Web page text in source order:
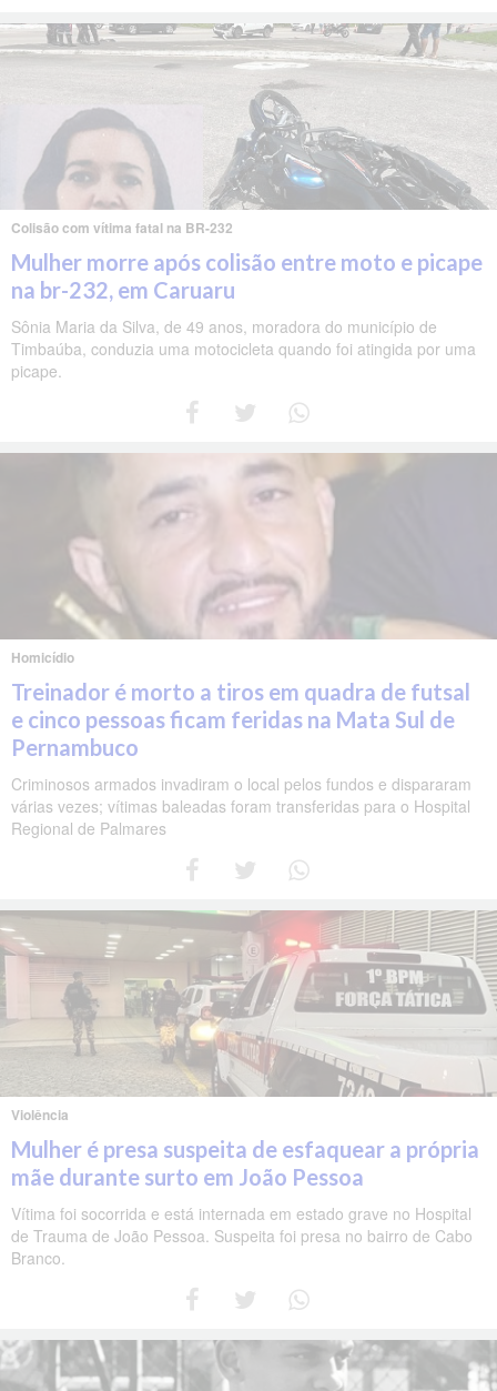
Colisão com vítima fatal na BR-232
Mulher morre após colisão entre moto e picape
na br-232, em Caruaru
Sônia Maria da Silva, de 49 anos, moradora do município de
Timbaúba, conduzia uma motocicleta quando foi atingida por uma
picape.
Homicídio
Treinador é morto a tiros em quadra de futsal
e cinco pessoas ficam feridas na Mata Sul de
Pernambuco
Criminosos armados invadiram o local pelos fundos e dispararam
várias vezes; vítimas baleadas foram transferidas para o Hospital
Regional de Palmares
Violência
Mulher é presa suspeita de esfaquear a própria
mãe durante surto em João Pessoa
Vítima foi socorrida e está internada em estado grave no Hospital
de Trauma de João Pessoa. Suspeita foi presa no bairro de Cabo
Branco.